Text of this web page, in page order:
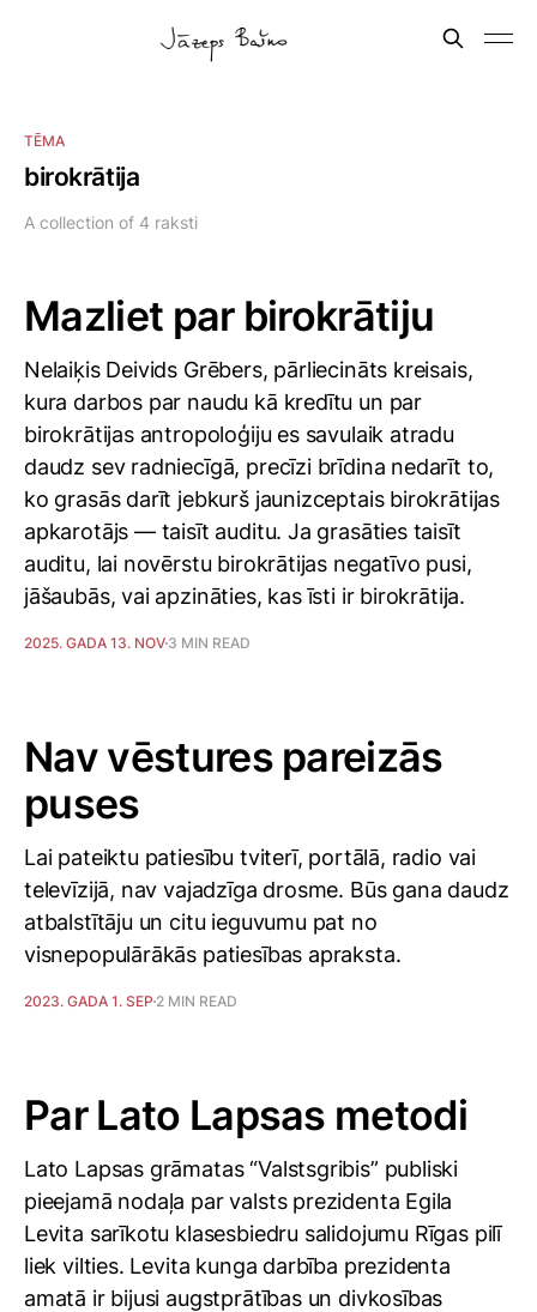
TĒMA
birokrātija
A collection of 4 raksti
Mazliet par birokrātiju
Nelaiķis Deivids Grēbers, pārliecināts kreisais,
kura darbos par naudu kā kredītu un par
birokrātijas antropoloģiju es savulaik atradu
daudz sev radniecīgā, precīzi brīdina nedarīt to,
ko grasās darīt jebkurš jaunizceptais birokrātijas
apkarotājs — taisīt auditu. Ja grasāties taisīt
auditu, lai novērstu birokrātijas negatīvo pusi,
jāšaubās, vai apzināties, kas īsti ir birokrātija.
2025. GADA 13. NOV 3 MIN READ
Nav vēstures pareizās
puses
Lai pateiktu patiesību tviterī, portālā, radio vai
televīzijā, nav vajadzīga drosme. Būs gana daudz
atbalstītāju un citu ieguvumu pat no
visnepopulārākās patiesības apraksta.
2023. GADA 1. SEP 2 MIN READ
Par Lato Lapsas metodi
Lato Lapsas grāmatas “Valstsgribis” publiski
pieejamā nodaļa par valsts prezidenta Egila
Levita sarīkotu klasesbiedru salidojumu Rīgas pilī
liek vilties. Levita kunga darbība prezidenta
amatā ir bijusi augstprātības un divkosības